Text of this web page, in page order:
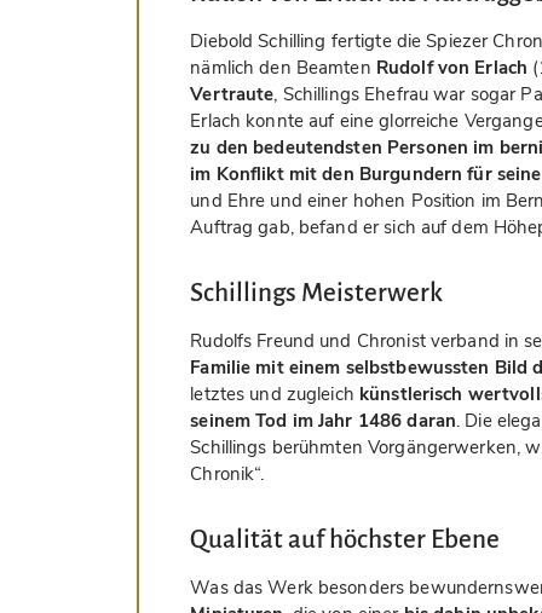
Diebold Schilling fertigte die Spiezer
nämlich den Beamten Rudolf von Erlach
Vertraute, Schillings Ehefrau war sogar
Erlach konnte auf eine glorreiche
zu den bedeutendsten Personen im
im Konflikt mit den Burgundern für
und Ehre und einer hohen Position im
Auftrag gab, befand er sich auf dem
Schillings Meisterwerk
Rudolfs Freund und Chronist verband in
Familie mit einem selbstbewussten Bild
letztes und zugleich künstlerisch
seinem Tod im Jahr 1486 daran. Die
Schillings berühmten Vorgängerwerken,
Chronik“.
Qualität auf höchster Ebene
Was das Werk besonders